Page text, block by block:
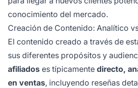
conocimiento del mercado.
Creación de Contenido: Analítico
El contenido creado a través de
sus diferentes propósitos y
afiliados es típicamente directo,
en ventas, incluyendo reseñas